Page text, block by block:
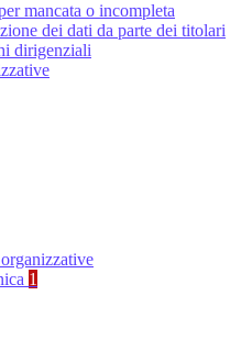
mancata o incompleta
dei dati da parte dei titolari
dirigenziali
1